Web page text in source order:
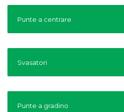
Punte a centrare
Svasatori
Punte a gradino